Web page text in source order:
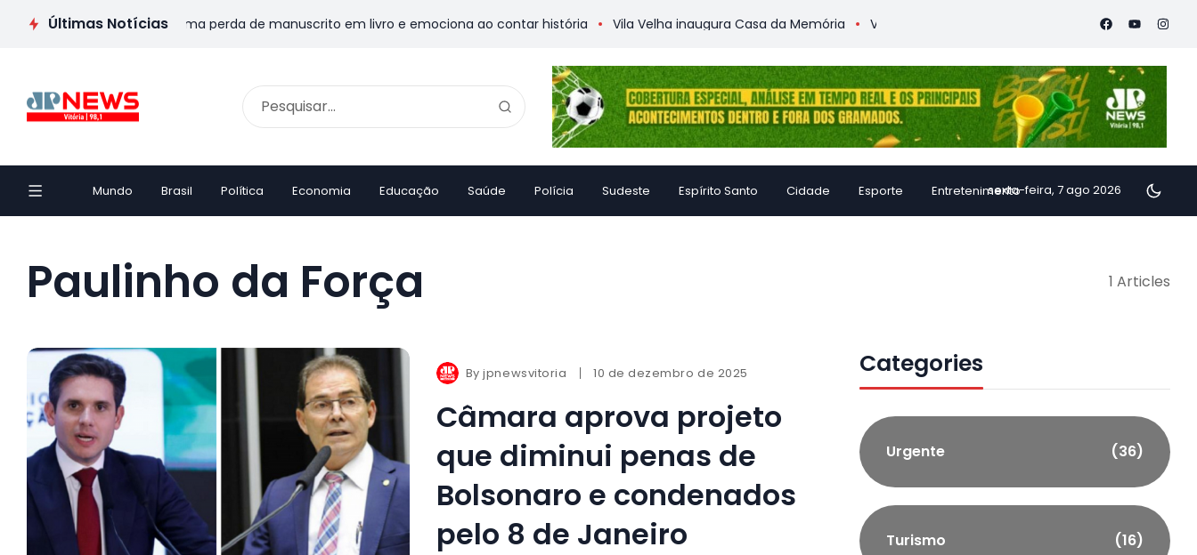
Últimas Notícias
Escritor capixaba transforma perda de manuscrito em livro e emociona ao contar história Vila Velha inaugura Casa da Memória Vitória Coffee Summit 2026 confirma especialistas
Mundo Brasil Política Economia Educação Saúde Polícia Sudeste Espírito Santo Cidade Esporte Entretenimentosexta-feira, 7 ago 2026
Paulinho da Força 1 Articles
Byjpnewsvitoria 10 de dezembro de 2025
Câmara aprova projeto
que diminui penas de
Bolsonaro e condenados
pelo 8 de Janeiro
Categories
Urgente (36)
Turismo (16)